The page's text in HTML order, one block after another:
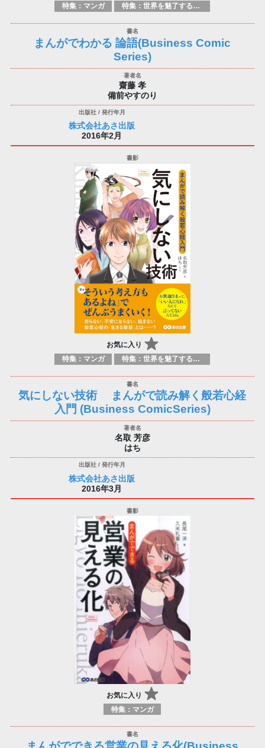
特集：マンガ 特集：世界を魅了する日本のマンガ
まんがでわかる 論語(Business Comic
Series)
齋藤 孝
備前やすのり
株式会社あさ出版
2016年2月
お気に入り
特集：マンガ 特集：世界を魅了する日本のマンガ
気にしない技術 まんがで読み解く般若心経
入門 (Business ComicSeries)
名取 芳彦
はち
株式会社あさ出版
2016年3月
お気に入り
特集：マンガ